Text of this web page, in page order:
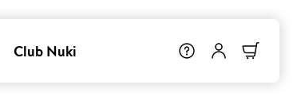
Club Nuki